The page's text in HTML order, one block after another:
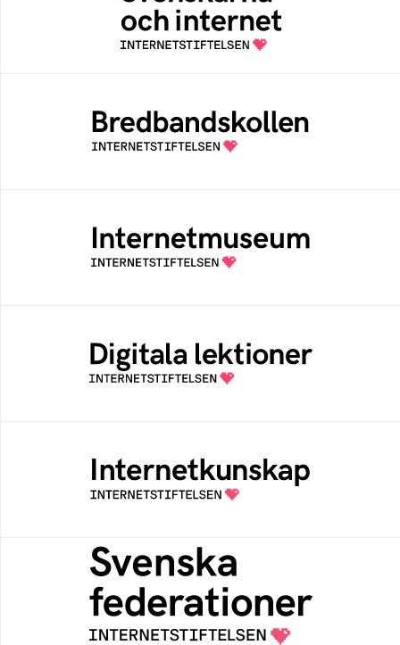
En årlig studie av svenska folkets
internetvanor
Bredbandskollen är ett oberoende
konsumentverktyg som drivs av
Internetstiftelsen
Ett digitalt museum som byggts, och kureras
av Internetstiftelsen
Öppen digital lärresurs med färdiga lektioner
för alla stadier i grundskolan
Samlad kunskap som hjälper dig att bli en
säker och medveten internetanvändare
Svenska federationer
Grunden för medlemskap i en sektors- eller
kontextspecifik federation